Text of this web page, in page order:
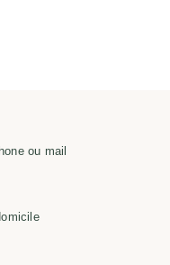
ou mail